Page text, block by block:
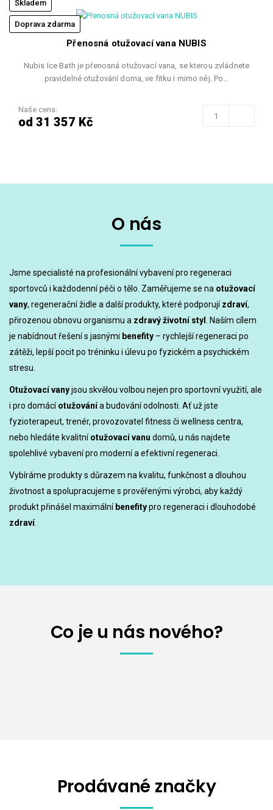
Skladem
Doprava zdarma
Přenosná otužovací vana NUBIS
Nubis Ice Bath je přenosná otužovací vana, se kterou zvládnete
pravidelné otužování doma, ve fitku i mimo něj. Po…
Naše cena:
od 31 357 Kč
O nás
Jsme specialisté na profesionální vybavení pro regeneraci
sportovců i každodenní péči o tělo. Zaměřujeme se na otužovací
vany, regenerační židle a další produkty, které podporujízdraví,
přirozenou obnovu organismu a zdravý životní styl
. Naším cílem
je nabídnout řešení s jasnými benefity – rychlejší regeneraci po
zátěži, lepší pocit po tréninku i úlevu po fyzickém a psychickém
stresu.
Otužovací vanyjsou skvělou volbou nejen pro sportovní využití, ale
i pro domácíotužovánía budování odolnosti. Ať už jste
fyzioterapeut, trenér, provozovatel fitness či wellness centra,
nebo hledáte kvalitníotužovací vanu domů, u nás najdete
spolehlivé vybavení pro moderní a efektivní regeneraci.
Vybíráme produkty s důrazem na kvalitu, funkčnost a dlouhou
životnost a spolupracujeme s prověřenými výrobci, aby každý
produkt přinášel maximální benefitypro regeneraci i dlouhodobé
zdraví.
Co je u nás nového?
Prodávané značky